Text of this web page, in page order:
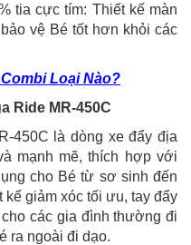
tia cực tím: Thiết kế màn
vệ Bé tốt hơn khỏi các
Loại Nào?
Ride MR-450C
450C là dòng xe đẩy địa
mạnh mẽ, thích hợp với
cho Bé từ sơ sinh đến
giảm xóc tối ưu, tay đẩy
các gia đình thường đi
ra ngoài đi dạo.